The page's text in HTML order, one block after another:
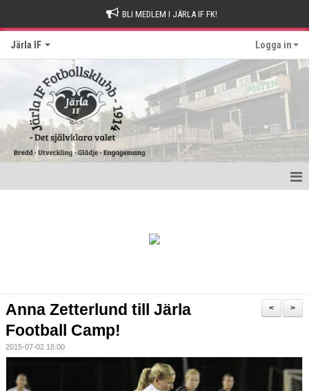
BLI MEDLEM I JÄRLA IF FK!
Järla IF Logga in
Verksamheten
Trygg förening
>
<
Anna Zetterlund till Järla
Football Camp!
2015-07-02 18:00